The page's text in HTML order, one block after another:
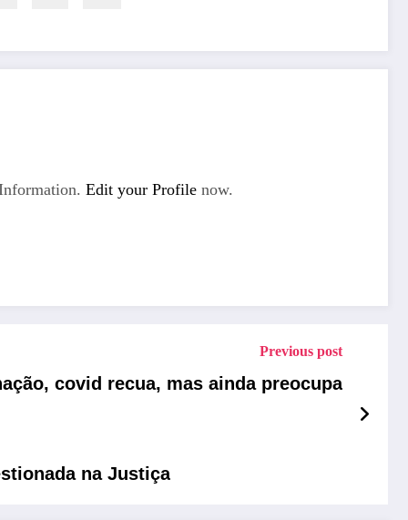
Edit your Profile now.
Previous post
covid recua, mas ainda preocupa
na Justiça